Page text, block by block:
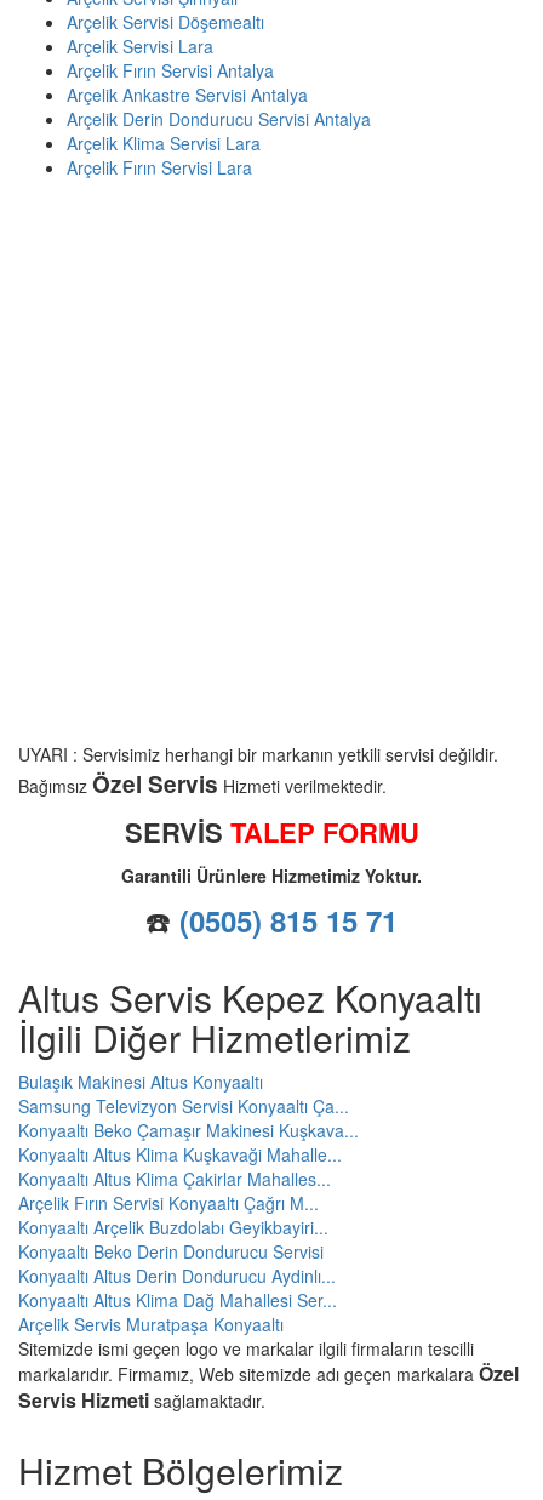
Arçelik Servisi Döşemealtı
Arçelik Servisi Lara
Arçelik Fırın Servisi Antalya
Arçelik Ankastre Servisi Antalya
Arçelik Derin Dondurucu Servisi Antalya
Arçelik Klima Servisi Lara
Arçelik Fırın Servisi Lara
UYARI : Servisimiz herhangi bir markanın yetkili servisi değildir.
Bağımsız Özel Servis Hizmeti verilmektedir.
SERVİS TALEP FORMU
Garantili Ürünlere Hizmetimiz Yoktur.
☎️ (0505) 815 15 71
Altus Servis Kepez Konyaaltı
İlgili Diğer Hizmetlerimiz
Bulaşık Makinesi Altus Konyaaltı
Samsung Televizyon Servisi Konyaaltı Ça...
Konyaaltı Beko Çamaşır Makinesi Kuşkava...
Konyaaltı Altus Klima Kuşkavaği Mahalle...
Konyaaltı Altus Klima Çakirlar Mahalles...
Arçelik Fırın Servisi Konyaaltı Çağrı M...
Konyaaltı Arçelik Buzdolabı Geyikbayiri...
Konyaaltı Beko Derin Dondurucu Servisi
Konyaaltı Altus Derin Dondurucu Aydinlı...
Konyaaltı Altus Klima Dağ Mahallesi Ser...
Arçelik Servis Muratpaşa Konyaaltı
Sitemizde ismi geçen logo ve markalar ilgili firmaların tescilli
markalarıdır. Firmamız, Web sitemizde adı geçen markalara Özel
Servis Hizmeti sağlamaktadır.
Hizmet Bölgelerimiz